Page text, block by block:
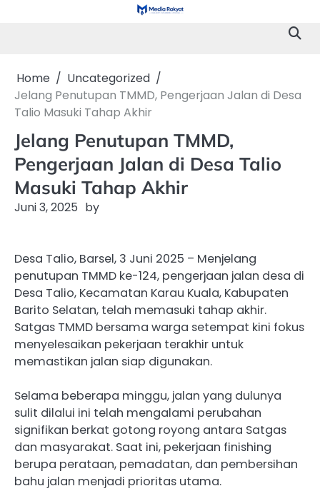
Home
Uncategorized
Jelang Penutupan TMMD, Pengerjaan Jalan di Desa
Talio Masuki Tahap Akhir
Jelang Penutupan TMMD,
Pengerjaan Jalan di Desa Talio
Masuki Tahap Akhir
Juni 3, 2025 by
Desa Talio, Barsel, 3 Juni 2025 – Menjelang
penutupan TMMD ke-124, pengerjaan jalan desa di
Desa Talio, Kecamatan Karau Kuala, Kabupaten
Barito Selatan, telah memasuki tahap akhir.
Satgas TMMD bersama warga setempat kini fokus
menyelesaikan pekerjaan terakhir untuk
memastikan jalan siap digunakan.
Selama beberapa minggu, jalan yang dulunya
sulit dilalui ini telah mengalami perubahan
signifikan berkat gotong royong antara Satgas
dan masyarakat. Saat ini, pekerjaan finishing
berupa perataan, pemadatan, dan pembersihan
bahu jalan menjadi prioritas utama.